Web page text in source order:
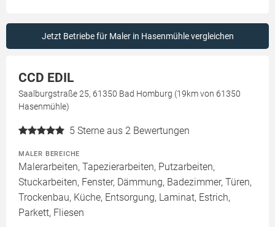
Jetzt Betriebe für Maler in Hasenmühle vergleichen
CCD EDIL
Saalburgstraße 25, 61350 Bad Homburg (19km von 61350
Hasenmühle)
5 Sterne aus 2 Bewertungen
MALER BEREICHE
Malerarbeiten, Tapezierarbeiten, Putzarbeiten,
Stuckarbeiten, Fenster, Dämmung, Badezimmer, Türen,
Trockenbau, Küche, Entsorgung, Laminat, Estrich,
Parkett, Fliesen